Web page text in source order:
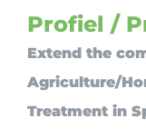
Profiel /
Extend the
Agriculture/
Treatment in